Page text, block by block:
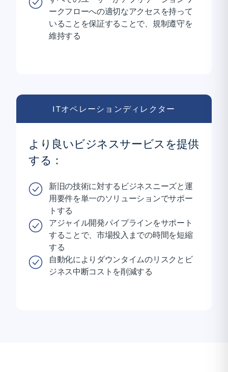
ークフローへの適切なアクセスを持って
いることを保証することで、規制遵守を
維持する
ITオペレーションディレクター
より良いビジネスサービスを提供
する：
新旧の技術に対するビジネスニーズと運
用要件を単一のソリューションでサポー
トする
アジャイル開発パイプラインをサポート
することで、市場投入までの時間を短縮
する
自動化によりダウンタイムのリスクとビ
ジネス中断コストを削減する